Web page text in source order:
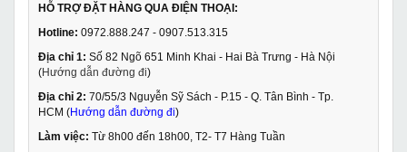
HỖ TRỢ ĐẶT HÀNG QUA ĐIỆN THOẠI:
Hotline: 0972.888.247 - 0907.513.315
Địa chỉ 1: Số 82 Ngõ 651 Minh Khai - Hai Bà Trưng - Hà Nội
(Hướng dẫn đường đi)
Địa chỉ 2: 70/55/3 Nguyễn Sỹ Sách - P.15 - Q. Tân Bình - Tp.
HCM (Hướng dẫn đường đi)
Làm việc: Từ 8h00 đến 18h00, T2- T7 Hàng Tuần